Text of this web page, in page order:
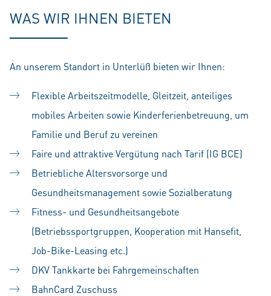
WAS WIR IHNEN BIETEN
An unserem Standort in Unterlüß bieten wir Ihnen:
Flexible Arbeitszeitmodelle, Gleitzeit, anteiliges
mobiles Arbeiten sowie Kinderferienbetreuung, um
Familie und Beruf zu vereinen
Faire und attraktive Vergütung nach Tarif (IG BCE)
Betriebliche Altersvorsorge und
Gesundheitsmanagement sowie Sozialberatung
Fitness- und Gesundheitsangebote
(Betriebssportgruppen, Kooperation mit Hansefit,
Job-Bike-Leasing etc.)
DKV Tankkarte bei Fahrgemeinschaften
BahnCard Zuschuss